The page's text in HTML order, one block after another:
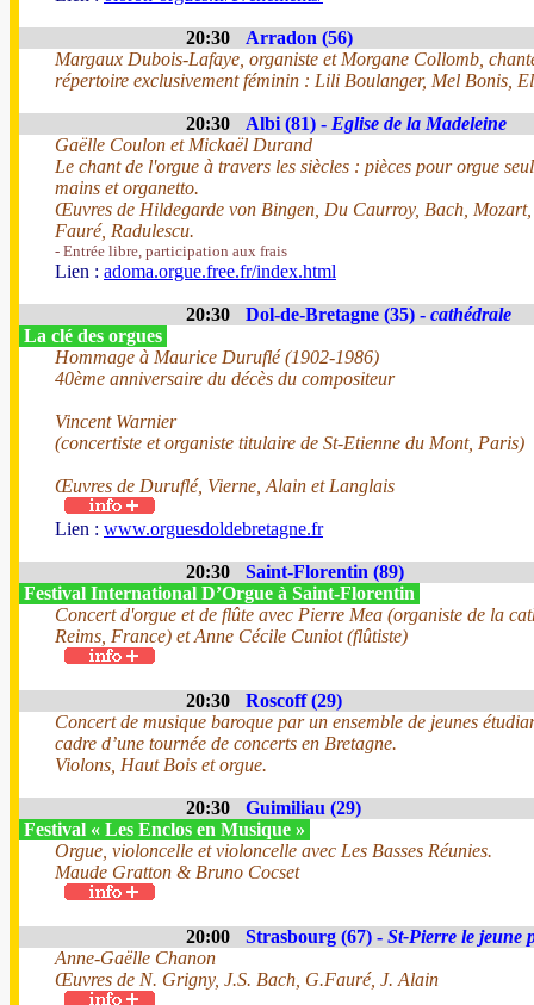
20:30
Arradon (56)
Margaux Dubois-Lafaye, organiste et Morgane Collomb,
répertoire exclusivement féminin : Lili Boulanger, Mel Bonis,
20:30 Albi (81) - Eglise de la Madeleine
Gaëlle Coulon et Mickaël Durand
Le chant de l'orgue à travers les siècles : pièces pour orgue
mains et organetto.
Œuvres de Hildegarde von Bingen, Du Caurroy, Bach, Mozart,
Fauré, Radulescu.
- Entrée libre, participation aux frais
Lien : adoma.orgue.free.fr/index.html
20:30 Dol-de-Bretagne (35) - cathédrale
La clé des orgues
Hommage à Maurice Duruflé (1902-1986)
40ème anniversaire du décès du compositeur
Vincent Warnier
(concertiste et organiste titulaire de St-Etienne du Mont, Paris)
Œuvres de Duruflé, Vierne, Alain et Langlais
Lien : www.orguesdoldebretagne.fr
20:30
Saint-Florentin (89)
Festival International D’Orgue à Saint-Florentin
Concert d'orgue et de flûte avec Pierre Mea (organiste de la
Reims, France) et Anne Cécile Cuniot (flûtiste)
20:30
Roscoff (29)
Concert de musique baroque par un ensemble de jeunes
cadre d’une tournée de concerts en Bretagne.
Violons, Haut Bois et orgue.
20:30
Guimiliau (29)
Festival « Les Enclos en Musique »
Orgue, violoncelle et violoncelle avec Les Basses Réunies.
Maude Gratton & Bruno Cocset
20:00 Strasbourg (67) - St-Pierre le jeune
Anne-Gaëlle Chanon
Œuvres de N. Grigny, J.S. Bach, G.Fauré, J. Alain